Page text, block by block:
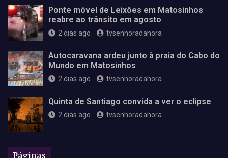
Ponte móvel de Leixões em Matosinhos
reabre ao trânsito em agosto
2 dias ago tvsenhoradahora
Autocaravana ardeu junto à praia do Cabo do
Mundo em Matosinhos
2 dias ago tvsenhoradahora
Quinta de Santiago convida a ver o eclipse
2 dias ago tvsenhoradahora
Páginas